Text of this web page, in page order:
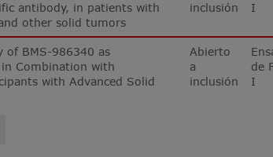
antibody, in patients with
other solid tumors
inclusión
I
of BMS-986340 as
Combination with
with Advanced Solid
Abierto
a
inclusión
de
I